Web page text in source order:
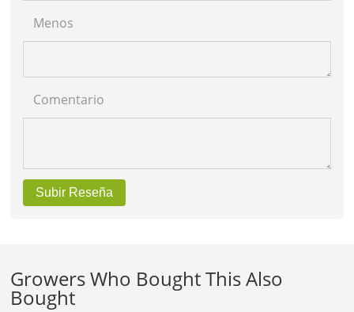
Menos
Comentario
Subir Reseña
Growers Who Bought This Also
Bought